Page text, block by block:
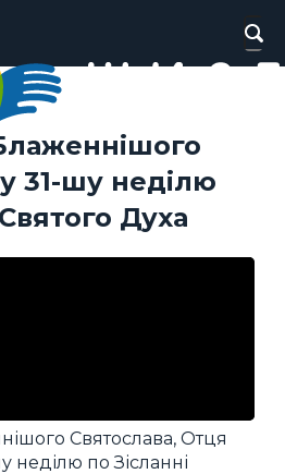
31-шу неділю
Духа
Святослава, Отця
неділю по Зісланні